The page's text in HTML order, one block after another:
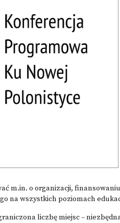
m.in. o organizacji,
na wszystkich poziomach
liczbę miejsc –